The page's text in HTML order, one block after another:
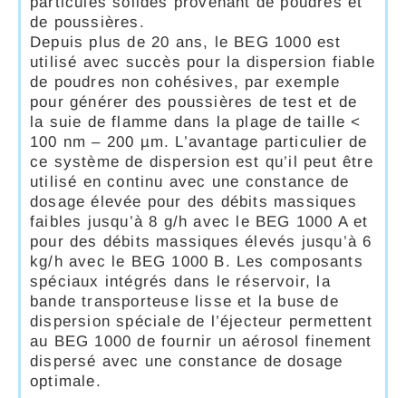
de poussières.
Depuis plus de 20 ans, le BEG 1000 est
utilisé avec succès pour la dispersion fiable
de poudres non cohésives, par exemple
pour générer des poussières de test et de
la suie de flamme dans la plage de taille <
100 nm – 200 µm. L’avantage particulier de
ce système de dispersion est qu’il peut être
utilisé en continu avec une constance de
dosage élevée pour des débits massiques
faibles jusqu’à 8 g/h avec le BEG 1000 A et
pour des débits massiques élevés jusqu’à 6
kg/h avec le BEG 1000 B. Les composants
spéciaux intégrés dans le réservoir, la
bande transporteuse lisse et la buse de
dispersion spéciale de l’éjecteur permettent
au BEG 1000 de fournir un aérosol finement
dispersé avec une constance de dosage
optimale.